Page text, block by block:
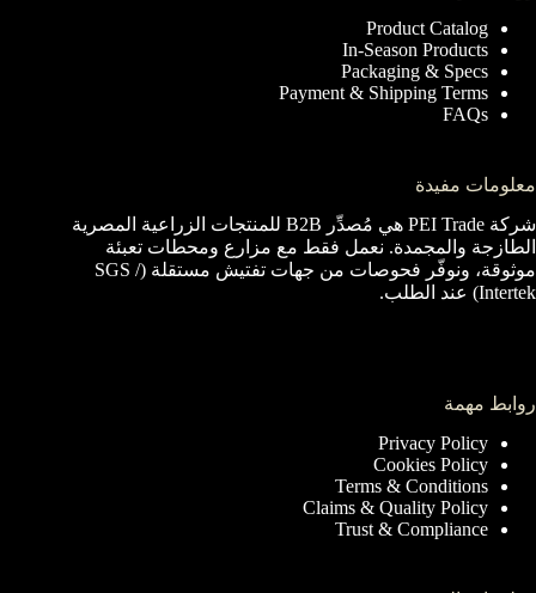
Product Catalog
In-Season Products
Packaging & Specs
Payment & Shipping Terms
FAQs
معلومات مفيدة
شركة PEI Trade هي مُصدِّر B2B للمنتجات الزراعية المصرية
الطازجة والمجمدة. نعمل فقط مع مزارع ومحطات تعبئة
موثوقة، ونوفّر فحوصات من جهات تفتيش مستقلة (SGS /
Intertek) عند الطلب.
روابط مهمة
Privacy Policy
Cookies Policy
Terms & Conditions
Claims & Quality Policy
Trust & Compliance